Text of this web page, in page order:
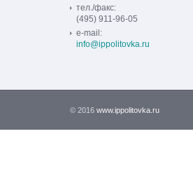
тел./факс:
(495) 911-96-05
e-mail:
info@ippolitovka.ru
© 2016 www.ippolitovka.ru